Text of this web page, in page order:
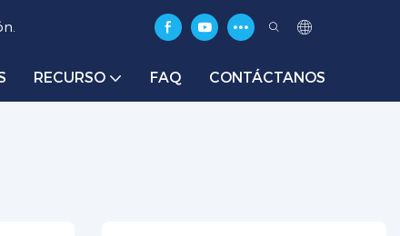
RECURSO FAQ CONTÁCTANOS